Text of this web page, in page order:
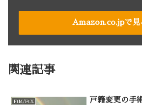
Amazon.co.jpで見
関連記事
FtM/FtX
戸籍変更の手